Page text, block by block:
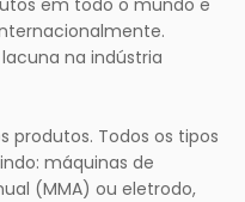
em todo o mundo e
na indústria
produtos. Todos os tipos
máquinas de
(MMA) ou eletrodo,